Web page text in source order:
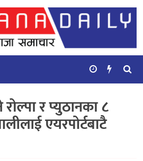
र प्युठानका ८
एयरपोर्टबाटै